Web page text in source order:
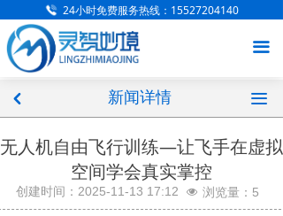
끀
网站首页
关于我们
加入我们
企业文化
24小时免费服务热线：155​27204140
新闻详情
낒 끀
无人机自由飞行训练—让飞手在虚拟
空间学会真实掌控
创建时间： 2025-11-13 17:12 넶 浏览量： 5